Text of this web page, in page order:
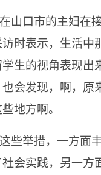
山口市的主妇在
时表示，生活中
生的视角表现出
会发现，啊，原
地方啊。
些举措，一方面
会实践，另一方